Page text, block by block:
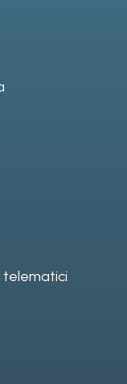
telematici